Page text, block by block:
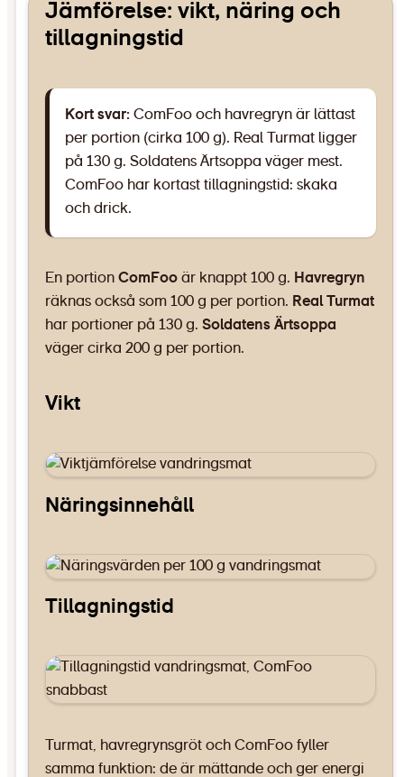
Jämförelse: vikt, näring och
tillagningstid
Kort svar: ComFoo och havregryn är lättast
per portion (cirka 100 g). Real Turmat ligger
på 130 g. Soldatens Ärtsoppa väger mest.
ComFoo har kortast tillagningstid: skaka
och drick.
En portion ComFooär knappt 100 g. Havregryn
räknas också som 100 g per portion. Real Turmat
har portioner på 130 g. Soldatens Ärtsoppa
väger cirka 200 g per portion.
Vikt
Näringsinnehåll
Tillagningstid
Turmat, havregrynsgröt och ComFoo fyller
samma funktion: de är mättande och ger energi